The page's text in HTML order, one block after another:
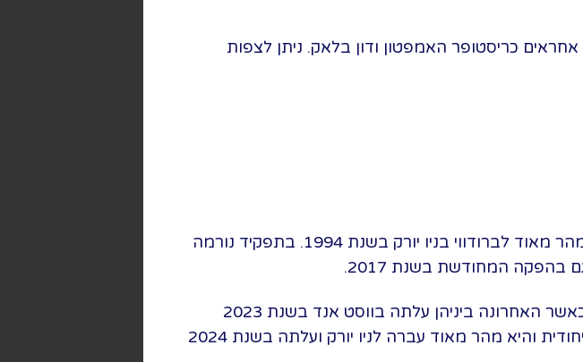
אחראים כריסטופר האמפטון ודון בלאק. ניתן לצפות
המחזמר עלה לראשונה בשנת 1993 בווסט אנד שבלונדון ועבר מהר מאוד לברודווי בניו יורק בשנת 1994. בתפקיד נורמה
בהפקה המחודשת בשנת 2017.
המחזמר זכה להערצה רבה ועלה בשלל הפקות במהלך השנים, כאשר האחרונה ביניהן עלתה בווסט אנד בשנת 2023
בכיכובה של ניקול שרזינגר. ההפקה הציגה זווית ראייה מודרנית וייחודית והיא מהר מאוד עברה לניו יורק ועלתה בשנת 2024